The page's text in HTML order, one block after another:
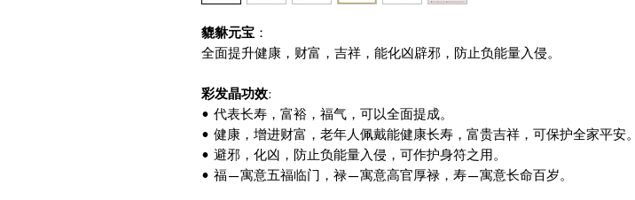
貔貅元宝 ：
全面提升健康，财富，吉祥，能化凶辟邪，防止负能量入侵。
彩发晶功效:
• 代表长寿，富裕，福气，可以全面提成。
• 健康，增进财富，老年人佩戴能健康长寿，富贵吉祥，可保护全家平安。
• 避邪，化凶，防止负能量入侵，可作护身符之用。
• 福—寓意五福临门，禄—寓意高官厚禄，寿—寓意长命百岁。